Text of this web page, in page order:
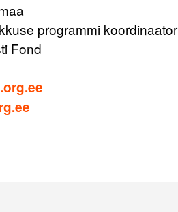
programmi koordinaator
Fond